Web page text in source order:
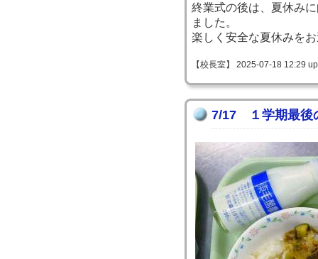
終業式の後は、夏休み
ました。
楽しく安全な夏休みを
【校長室】 2025-07-18 12:29
7/17 １学期最後